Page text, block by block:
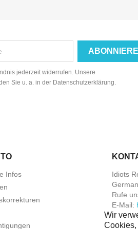
jederzeit widerrufen. Unsere
Sie u. a. in der Datenschutzerklärung.
Infos
Idiots
Rufe
E-Mail:
Wir
Cookies,